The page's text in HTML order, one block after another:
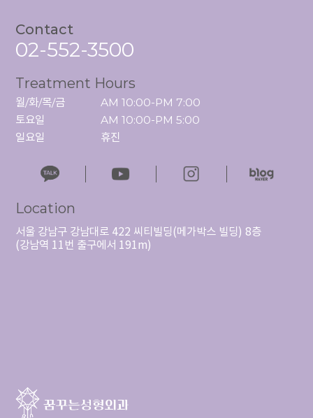
Contact
02-552-3500
Treatment Hours
월/화/목/금
토요일
일요일
AM 10:00-PM 7:00
AM 10:00-PM 5:00
휴진
Location
서울 강남구 강남대로 422 씨티빌딩(메가박스 빌딩) 8층
(강남역 11번 출구에서 191m)